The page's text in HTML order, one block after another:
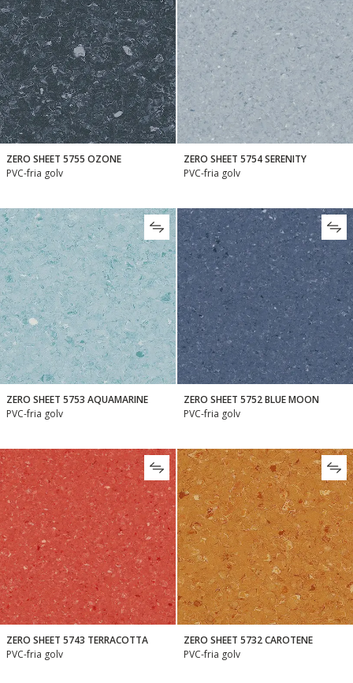
ZERO SHEET 5755 OZONE
PVC-fria golv
ZERO SHEET 5754 SERENITY
PVC-fria golv
ZERO SHEET 5753 AQUAMARINE
PVC-fria golv
ZERO SHEET 5752 BLUE MOON
PVC-fria golv
ZERO SHEET 5743 TERRACOTTA
PVC-fria golv
ZERO SHEET 5732 CAROTENE
PVC-fria golv